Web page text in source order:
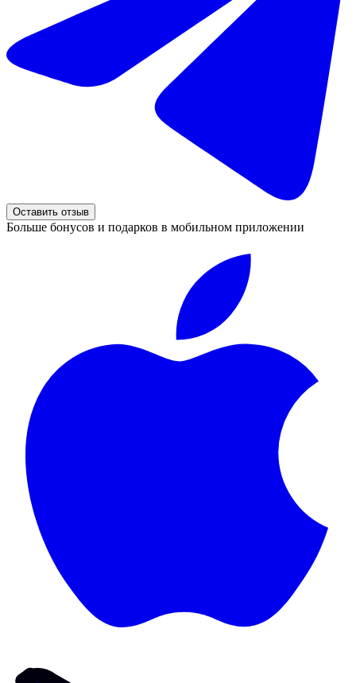
Оставить отзыв
Больше бонусов и подарков в мобильном приложении